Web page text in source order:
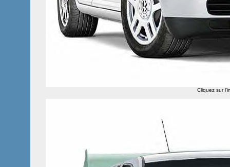
Cliquez sur